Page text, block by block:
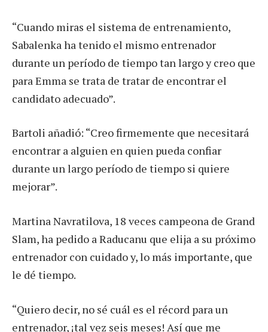
“Cuando miras el sistema de entrenamiento,
Sabalenka ha tenido el mismo entrenador
durante un período de tiempo tan largo y creo que
para Emma se trata de tratar de encontrar el
candidato adecuado”.
Bartoli añadió: “Creo firmemente que necesitará
encontrar a alguien en quien pueda confiar
durante un largo período de tiempo si quiere
mejorar”.
Martina Navratilova, 18 veces campeona de Grand
Slam, ha pedido a Raducanu que elija a su próximo
entrenador con cuidado y, lo más importante, que
le dé tiempo.
“Quiero decir, no sé cuál es el récord para un
entrenador, ¡tal vez seis meses! Así que me